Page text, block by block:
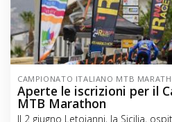
CAMPIONATO ITALIANO MTB
Aperte le iscrizioni per il
MTB Marathon
Il 2 giugno Letojanni, la Sicilia,